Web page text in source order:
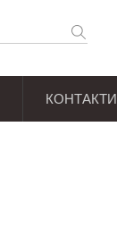
КОНТАКТИ